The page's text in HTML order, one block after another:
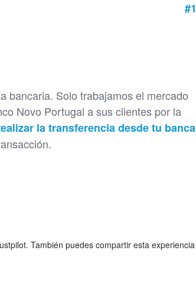
#1
bancaria. Solo trabajamos el mercado
Novo Portugal a sus clientes por la
la transferencia desde tu banca
También puedes compartir esta experiencia